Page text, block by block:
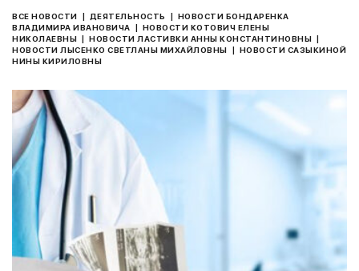
ВСЕ НОВОСТИ | ДЕЯТЕЛЬНОСТЬ | НОВОСТИ БОНДАРЕНКА
ВЛАДИМИРА ИВАНОВИЧА | НОВОСТИ КОТОВИЧ ЕЛЕНЫ
НИКОЛАЕВНЫ | НОВОСТИ ЛАСТИВКИ АННЫ КОНСТАНТИНОВНЫ |
НОВОСТИ ЛЫСЕНКО СВЕТЛАНЫ МИХАЙЛОВНЫ | НОВОСТИ САЗЫКИНОЙ
НИНЫ КИРИЛОВНЫ